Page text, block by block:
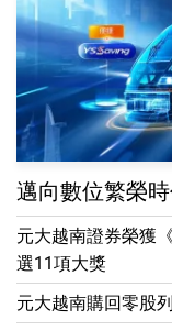
邁向數位繁榮
元大越南證券榮獲
選11項大獎
元大越南購回零股